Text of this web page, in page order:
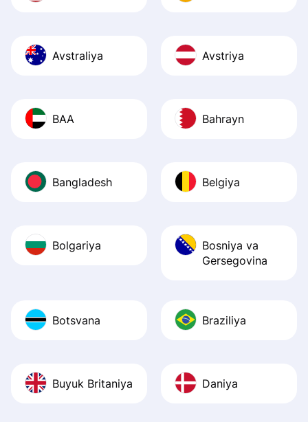
Avstraliya Avstriya
BAA Bahrayn
Bangladesh Belgiya
Bolgariya
Bosniya va
Gersegovina
Botsvana Braziliya
Buyuk Britaniya Daniya